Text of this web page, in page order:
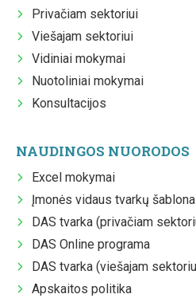
Privačiam sektoriui
Viešajam sektoriui
Vidiniai mokymai
Nuotoliniai mokymai
Konsultacijos
NAUDINGOS NUORODOS
Excel mokymai
Įmonės vidaus tvarkų
DAS tvarka (privačiam
DAS Online programa
DAS tvarka (viešajam
Apskaitos politika